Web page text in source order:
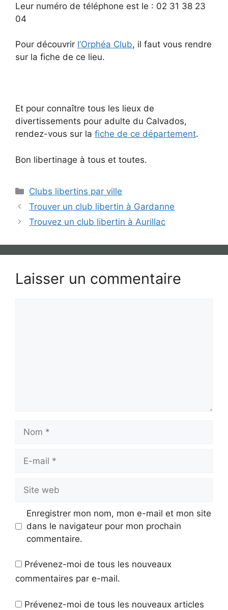
Leur numéro de téléphone est le : 02 31 38 23
04
Pour découvrir l’Orphéa Club, il faut vous rendre
sur la fiche de ce lieu.
Et pour connaître tous les lieux de
divertissements pour adulte du Calvados,
rendez-vous sur la fiche de ce département.
Bon libertinage à tous et toutes.
Catégories
Clubs libertins par ville
Trouver un club libertin à Gardanne
Trouvez un club libertin à Aurillac
Laisser un commentaire
mail
web
Enregistrer mon nom, mon e-mail et mon site
dans le navigateur pour mon prochain
commentaire.
Prévenez-moi de tous les nouveaux
commentaires par e-mail.
Prévenez-moi de tous les nouveaux articles